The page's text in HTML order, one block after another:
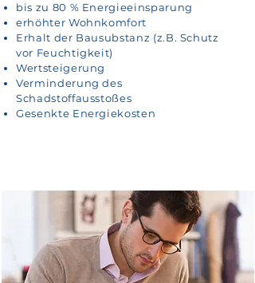
bis zu 80 % Energieeinsparung
erhöhter Wohnkomfort
Erhalt der Bausubstanz (z.B. Schutz
vor Feuchtigkeit)
Wertsteigerung
Verminderung des
Schadstoffausstoßes
Gesenkte Energiekosten